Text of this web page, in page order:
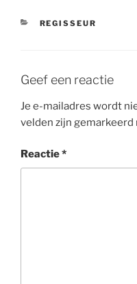
CATEGORIEËN
REGISSEUR
Geef een reactie
Je e-mailadres wordt
velden zijn gemarkeerd
Reactie*